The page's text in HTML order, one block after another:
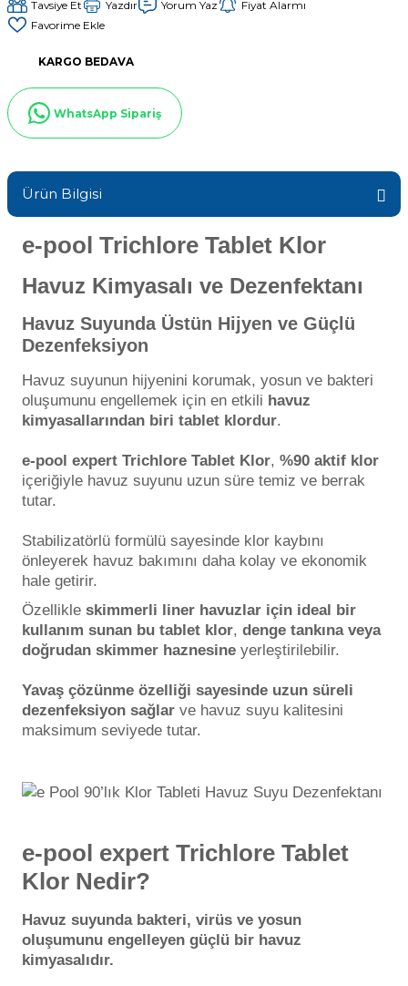
Sıvı Ph- Düşürücü
Ayak Dezenfektanı
e Pool Expert
Havuz Filtre
Kalsiyum Hipoklorit
Süper Pool
Tuz
Temizleyici
Havuz Elektrik
Havuz Sarf
Havuz
Endüstriyel Blower
Ayak Havuzu
Havuz Robotu Yedek
Dezenfeksiyon
Havuz Güvenlik
Kapağı
Tavsiye Et Yazdır Yorum Yaz Fiyat Alarmı
KARGO BEDAVA
WhatsApp Sipariş
Ürün Bilgisi
e-pool Trichlore Tablet Klor
Havuz Kimyasalı ve Dezenfektanı
Havuz Suyunda Üstün Hijyen ve Güçlü
Dezenfeksiyon
Havuz suyunun hijyenini korumak, yosun ve bakteri
oluşumunu engellemek için en etkili havuz
kimyasallarından biri tablet klordur.
e-pool expert Trichlore Tablet Klor, %90 aktif klor
içeriğiyle havuz suyunu uzun süre temiz ve berrak
tutar.
Stabilizatörlü formülü sayesinde klor kaybını
önleyerek havuz bakımını daha kolay ve ekonomik
hale getirir.
Özellikle skimmerli liner havuzlar için ideal bir
kullanım sunan bu tablet klor, denge tankına veya
doğrudan skimmer haznesine yerleştirilebilir.
Yavaş çözünme özelliği sayesinde uzun süreli
dezenfeksiyon sağlar ve havuz suyu kalitesini
maksimum seviyede tutar.
e-pool expert Trichlore Tablet
Klor Nedir?
Havuz suyunda bakteri, virüs ve yosun
oluşumunu engelleyen güçlü bir havuz
kimyasalıdır.